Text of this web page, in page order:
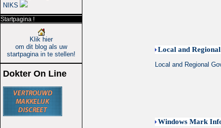
NIKS
Startpagina !
Klik hier
om dit blog als uw
startpagina in te stellen!
Dokter On Line
Local and
Local and Regional
Windows Mark